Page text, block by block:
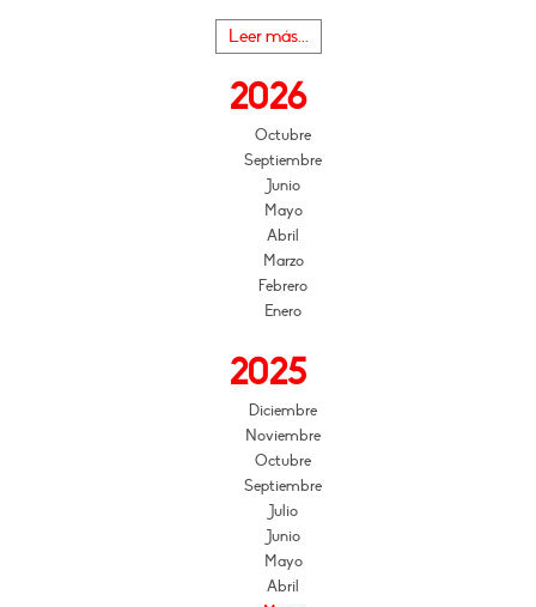
Leer más...
2026
Octubre
Septiembre
Junio
Mayo
Abril
Marzo
Febrero
Enero
2025
Diciembre
Noviembre
Octubre
Septiembre
Julio
Junio
Mayo
Abril